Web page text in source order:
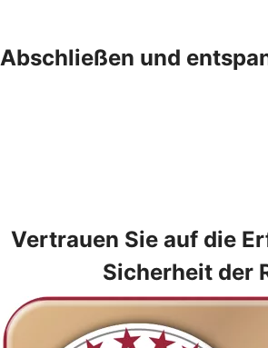
Abschließen und
Vertrauen Sie auf die
Sicherheit der